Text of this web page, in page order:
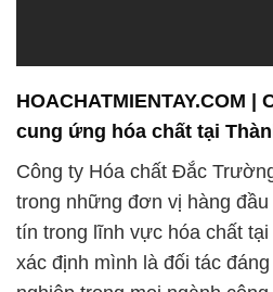
HOACHATMIENTAY.COM
cung ứng hóa chất tại
Công ty Hóa chất Đắc
trong những đơn vị hàng
tín trong lĩnh vực hóa chất
xác định mình là đối tác